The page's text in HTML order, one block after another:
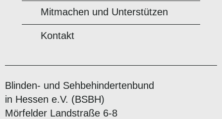
Mitmachen und Unterstützen
Kontakt
Blinden- und Sehbehindertenbund
in Hessen e.V. (BSBH)
Mörfelder Landstraße 6-8